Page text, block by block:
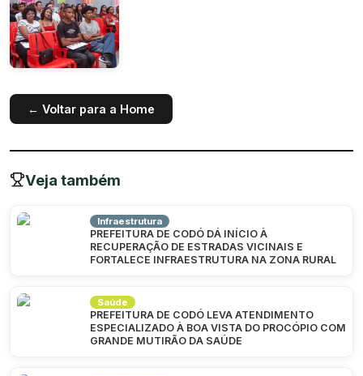
← Voltar para a Home
Veja também
Infraestrutura
PREFEITURA DE CODÓ DÁ INÍCIO À
RECUPERAÇÃO DE ESTRADAS VICINAIS E
FORTALECE INFRAESTRUTURA NA ZONA RURAL
Saúde
PREFEITURA DE CODÓ LEVA ATENDIMENTO
ESPECIALIZADO À BOA VISTA DO PROCÓPIO COM
GRANDE MUTIRÃO DA SAÚDE